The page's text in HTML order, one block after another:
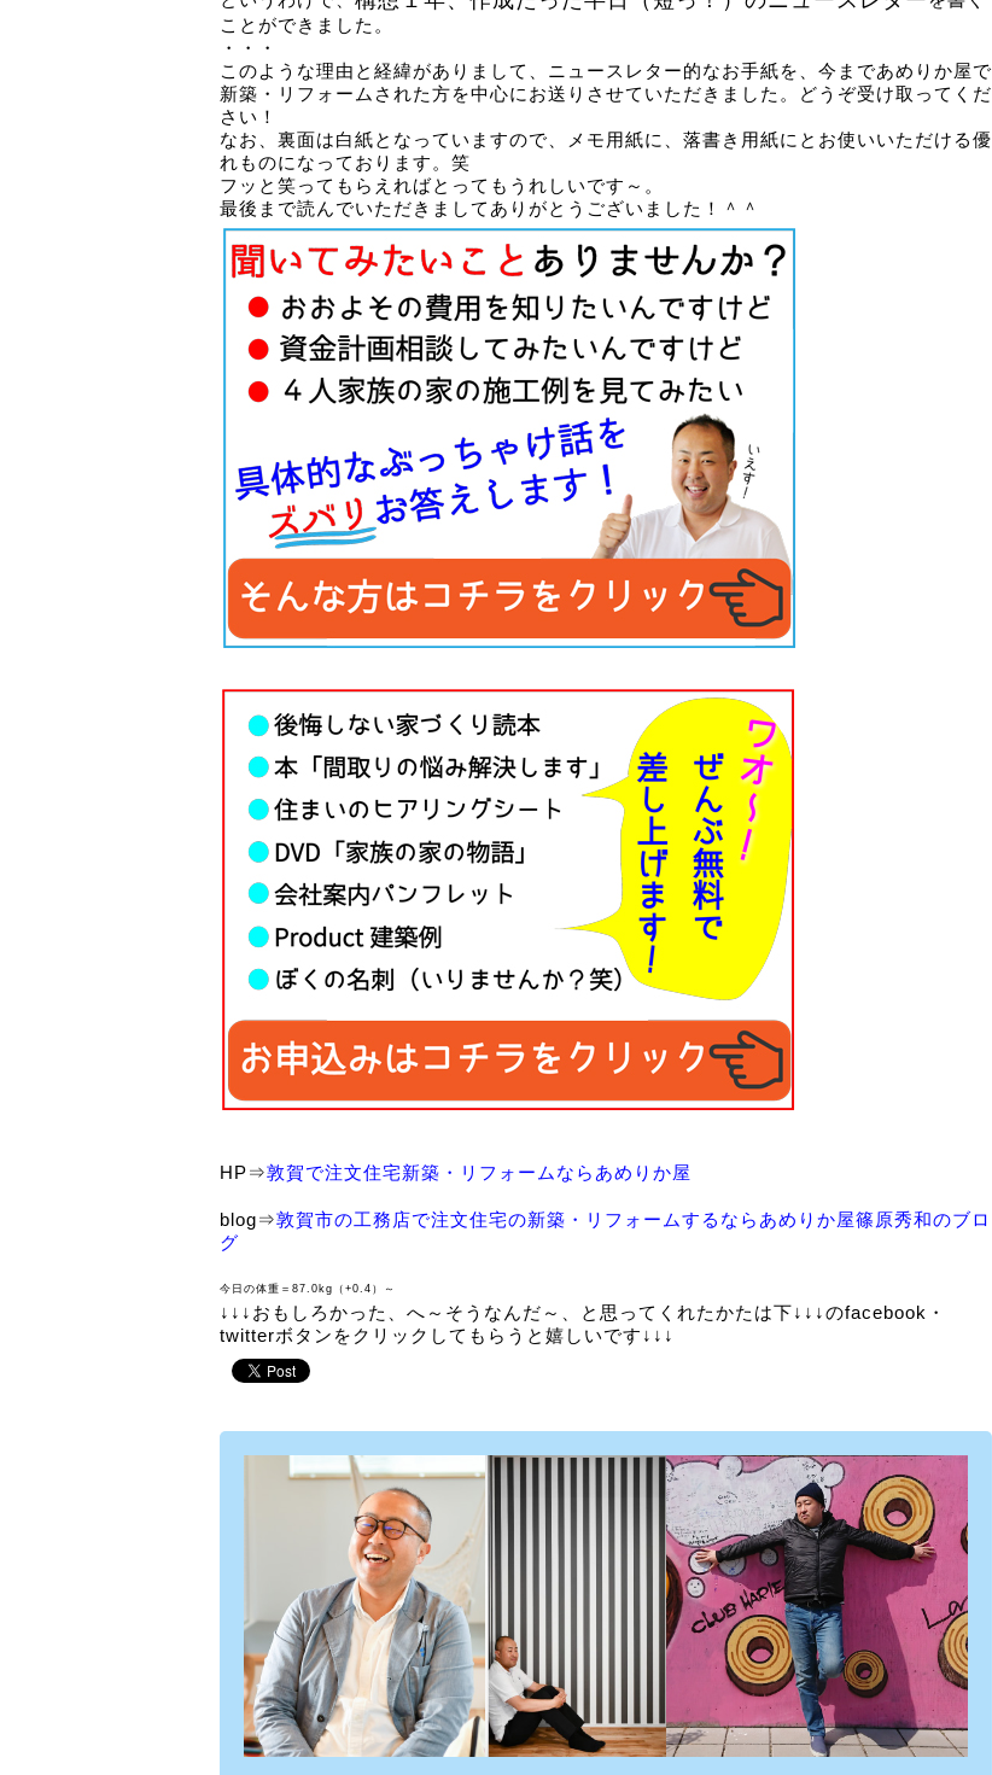
ことができました。
・・・
このような理由と経緯がありまして、ニュースレター的なお手紙を、今まであめりか屋で
新築・リフォームされた方を中心にお送りさせていただきました。どうぞ受け取ってくだ
さい！
なお、裏面は白紙となっていますので、メモ用紙に、落書き用紙にとお使いいただける優
れものになっております。笑
フッと笑ってもらえればとってもうれしいです～。
最後まで読んでいただきましてありがとうございました！＾＾
HP⇒敦賀で注文住宅新築・リフォームならあめりか屋
blog⇒敦賀市の工務店で注文住宅の新築・リフォームするならあめりか屋篠原秀和のブロ
グ
今日の体重＝87.0kg （+0.4）～
↓↓↓おもしろかった、へ～そうなんだ～、と思ってくれたかたは下↓↓↓のfacebook・
twitterボタンをクリックしてもらうと嬉しいです↓↓↓